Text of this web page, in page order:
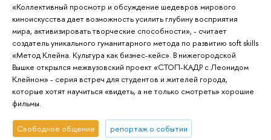
«Коллективный просмотр и обсуждение шедевров мирового
киноискусства дает возможность усилить глубину восприятия
мира, активизировать творческие способности», - считает
создатель уникального гуманитарного метода по развитию soft skills
«Метод Клейна. Культура как бизнес-кейс». В нижегородской
Вышке открылся межвузовский проект «СТОП-КАДР с Леонидом
Клейном» - серия встреч для студентов и жителей города,
которые хотят научиться «видеть, а не только смотреть» хорошие
фильмы.
Свободное общение репортаж о событии